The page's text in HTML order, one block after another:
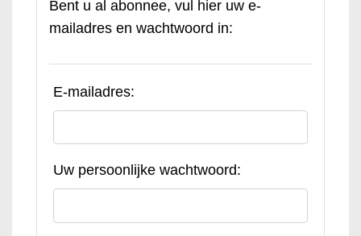
Bent u al abonnee, vul hier uw e-
mailadres en wachtwoord in:
E-mailadres:
Uw persoonlijke wachtwoord: